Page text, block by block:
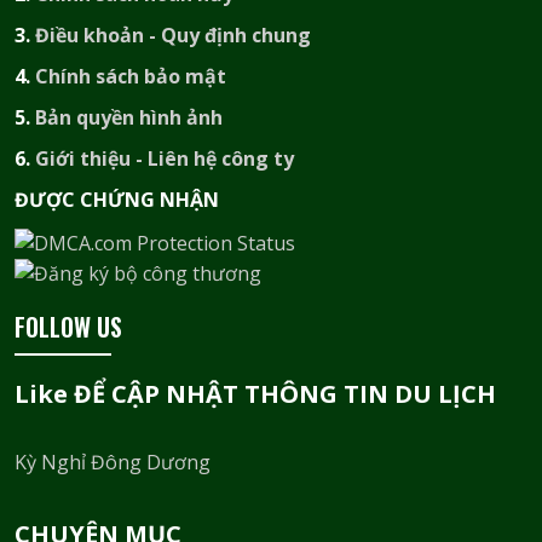
3.Điều khoản - Quy định chung
4. Chính sách bảo mật
5. Bản quyền hình ảnh
6. Giới thiệu - Liên hệ công ty
ĐƯỢC CHỨNG NHẬN​
FOLLOW US
Like ĐỂ CẬP NHẬT THÔNG TIN DU LỊCH
Kỳ Nghỉ Đông Dương
CHUYÊN MỤC